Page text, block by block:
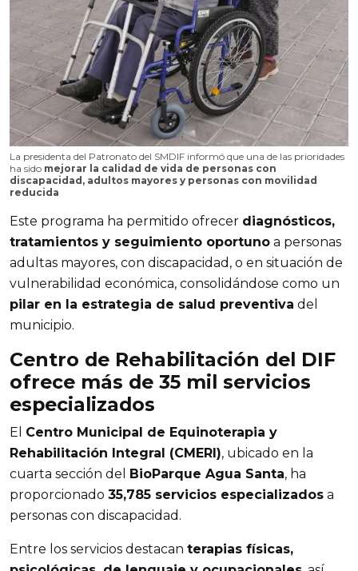
La presidenta del Patronato del SMDIF informó que una de las prioridades
ha sido mejorar la calidad de vida de personas con
discapacidad, adultos mayores y personas con movilidad
reducida
Este programa ha permitido ofrecer diagnósticos,
tratamientos y seguimiento oportuno a personas
adultas mayores, con discapacidad, o en situación de
vulnerabilidad económica, consolidándose como un
pilar en la estrategia de salud preventiva del
municipio.
Centro de Rehabilitación del DIF
ofrece más de 35 mil servicios
especializados
El Centro Municipal de Equinoterapia y
Rehabilitación Integral (CMERI), ubicado en la
cuarta sección del BioParque Agua Santa, ha
proporcionado 35,785 servicios especializados a
personas con discapacidad.
Entre los servicios destacan terapias físicas,